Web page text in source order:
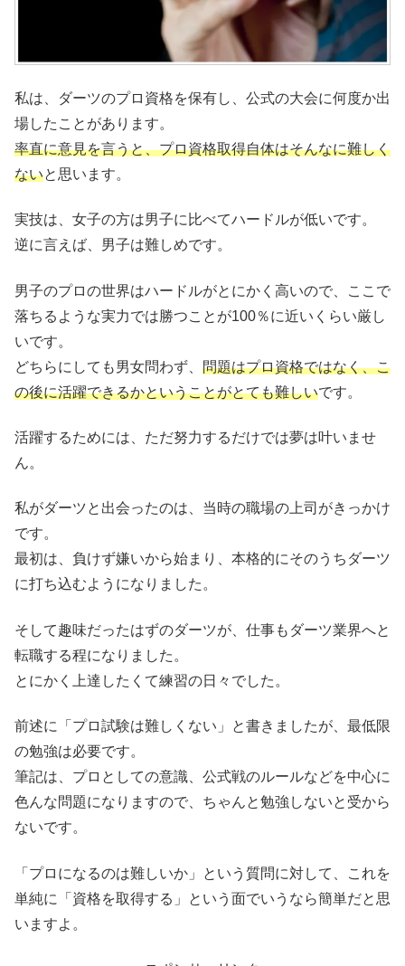
私は、ダーツのプロ資格を保有し、公式の大会に何度か出
場したことがあります。
率直に意見を言うと、プロ資格取得自体はそんなに難しく
ないと思います。
実技は、女子の方は男子に比べてハードルが低いです。
逆に言えば、男子は難しめです。
男子のプロの世界はハードルがとにかく高いので、ここで
落ちるような実力では勝つことが100％に近いくらい厳し
いです。
どちらにしても男女問わず、 問題はプロ資格ではなく、こ
の後に活躍できるかということがとても難しいです。
活躍するためには、ただ努力するだけでは夢は叶いませ
ん。
私がダーツと出会ったのは、当時の職場の上司がきっかけ
です。
最初は、負けず嫌いから始まり、本格的にそのうちダーツ
に打ち込むようになりました。
そして趣味だったはずのダーツが、仕事もダーツ業界へと
転職する程になりました。
とにかく上達したくて練習の日々でした。
前述に「プロ試験は難しくない」と書きましたが、最低限
の勉強は必要です。
筆記は、プロとしての意識、公式戦のルールなどを中心に
色んな問題になりますので、ちゃんと勉強しないと受から
ないです。
「プロになるのは難しいか」という質問に対して、これを
単純に「資格を取得する」という面でいうなら簡単だと思
いますよ。